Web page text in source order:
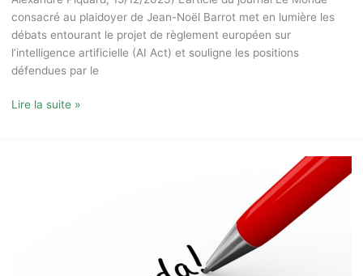
consacré au plaidoyer de Jean-Noël Barrot met en lumière les
débats entourant le projet de règlement européen sur
l’intelligence artificielle (AI Act) et souligne les positions
défendues par le
Lire la suite »